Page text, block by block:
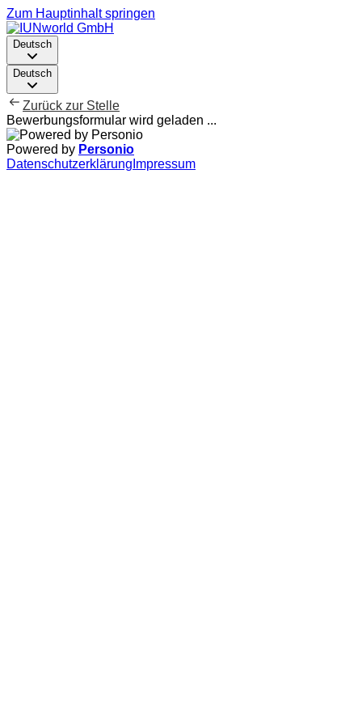
Zum Hauptinhalt springen
Deutsch
Deutsch
Zurück zur Stelle
Bewerbungsformular wird geladen ...
Powered by Personio
Datenschutzerklärung Impressum